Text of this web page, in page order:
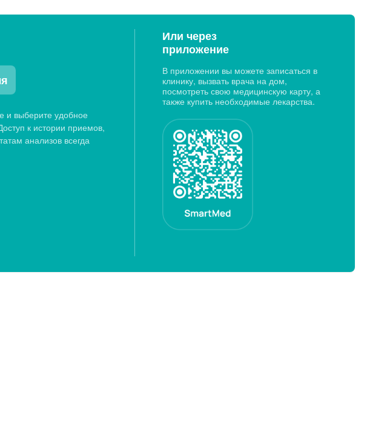
и выберите удобное
к истории приемов,
анализов всегда
Или через
приложение
В приложении вы можете записаться в
клинику, вызвать врача на дом,
посмотреть свою медицинскую карту, а
также купить необходимые лекарства.